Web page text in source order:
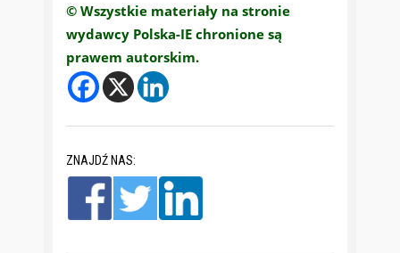
© Wszystkie materiały na stronie
wydawcy Polska-IE chronione są
prawem autorskim.
ZNAJDŹ NAS: